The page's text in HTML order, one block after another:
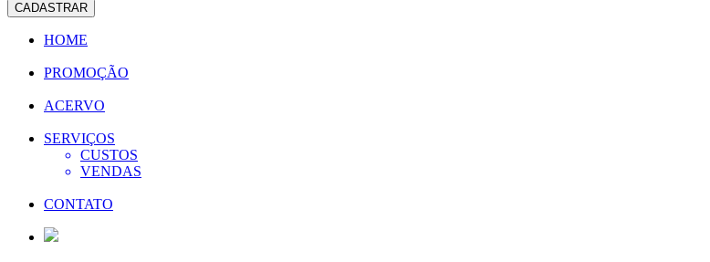
CADASTRAR
HOME
PROMOÇÃO
ACERVO
SERVIÇOS
CUSTOS
VENDAS
CONTATO